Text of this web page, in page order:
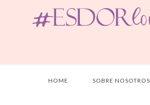
HOME SOBRE NOSOTROS